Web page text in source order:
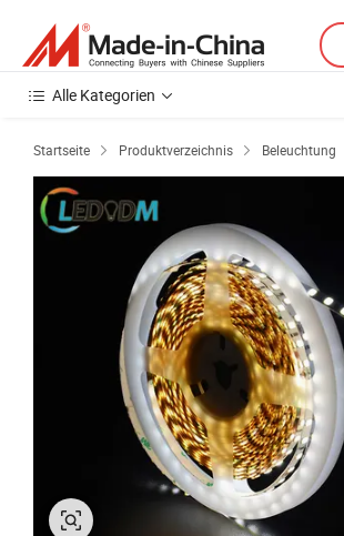
Alle Kategorien
Startseite  Produktverzeichnis  Beleuchtung